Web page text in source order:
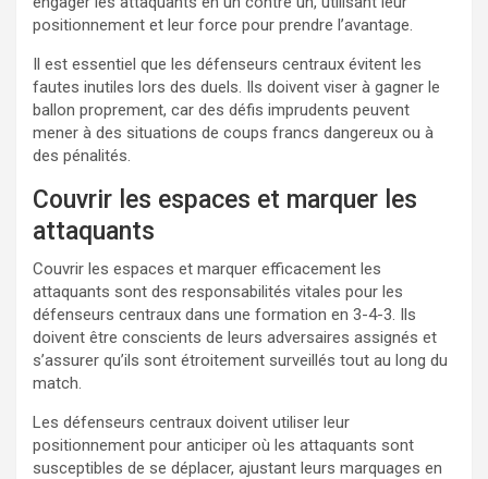
positionnement et leur force pour prendre l’avantage.
Il est essentiel que les défenseurs centraux évitent les
fautes inutiles lors des duels. Ils doivent viser à gagner le
ballon proprement, car des défis imprudents peuvent
mener à des situations de coups francs dangereux ou à
des pénalités.
Couvrir les espaces et marquer les
attaquants
Couvrir les espaces et marquer efficacement les
attaquants sont des responsabilités vitales pour les
défenseurs centraux dans une formation en 3-4-3. Ils
doivent être conscients de leurs adversaires assignés et
s’assurer qu’ils sont étroitement surveillés tout au long du
match.
Les défenseurs centraux doivent utiliser leur
positionnement pour anticiper où les attaquants sont
susceptibles de se déplacer, ajustant leurs marquages en